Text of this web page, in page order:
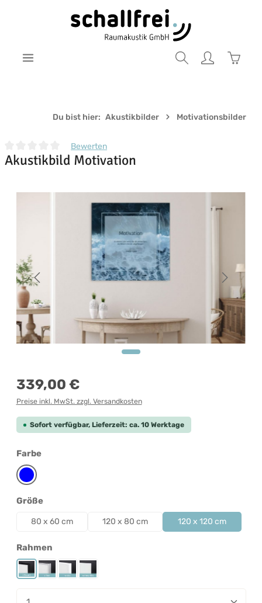
Zum Hauptinhalt springen
Du bist hier: Akustikbilder Motivationsbilder
Durchschnittliche Bewertung von 0 von 5 Sternen
Bewerten
Akustikbild Motivation
Regulärer Preis:
339,00 €
Preise inkl. MwSt. zzgl. Versandkosten
Sofort verfügbar, Lieferzeit: ca. 10 Werktage
Farbeauswählen
Blau
Größeauswählen
80 x 60 cm 120 x 80 cm 120 x 120 cm
Rahmenauswählen
Rahmen Schwarz
Rahmen Silber
Rahmen Weiß
Rahmenlos
Produkt Anzahl: Gib den gewünschten Wert ein